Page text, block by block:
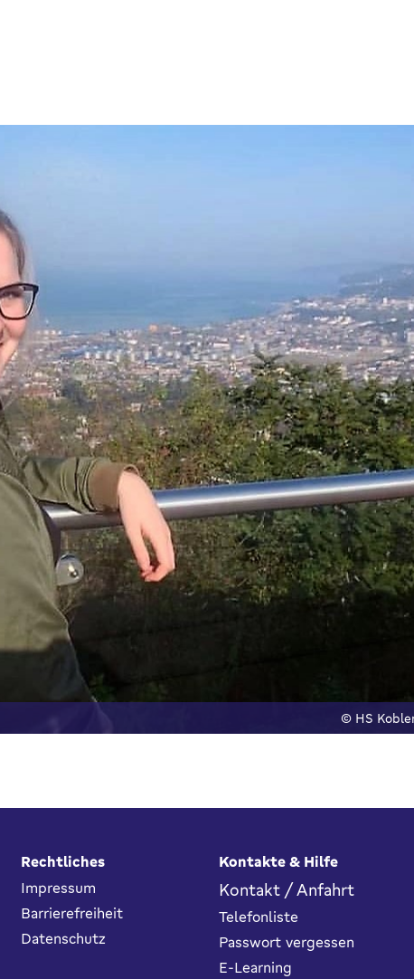
© HS
Rechtliches
Impressum
Barrierefreiheit
Datenschutz
Kontakte & Hilfe
Kontakt / Anfahrt
Telefonliste
Passwort vergessen
E-Learning